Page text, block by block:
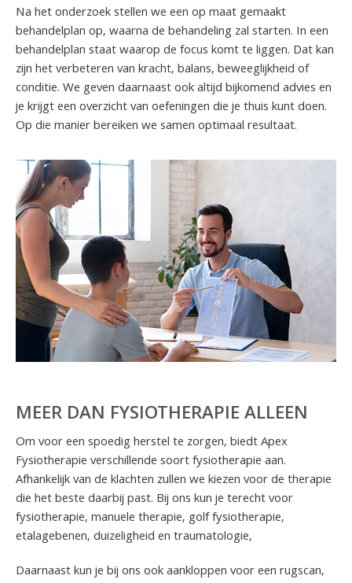
Na het onderzoek stellen we een op maat gemaakt
behandelplan op, waarna de behandeling zal starten. In een
behandelplan staat waarop de focus komt te liggen. Dat kan
zijn het verbeteren van kracht, balans, beweeglijkheid of
conditie. We geven daarnaast ook altijd bijkomend advies en
je krijgt een overzicht van oefeningen die je thuis kunt doen.
Op die manier bereiken we samen optimaal resultaat.
MEER DAN FYSIOTHERAPIE ALLEEN
Om voor een spoedig herstel te zorgen, biedt Apex
Fysiotherapie verschillende soort fysiotherapie aan.
Afhankelijk van de klachten zullen we kiezen voor de therapie
die het beste daarbij past. Bij ons kun je terecht voor
fysiotherapie, manuele therapie, golf fysiotherapie,
etalagebenen, duizeligheid en traumatologie,
Daarnaast kun je bij ons ook aankloppen voor een rugscan,